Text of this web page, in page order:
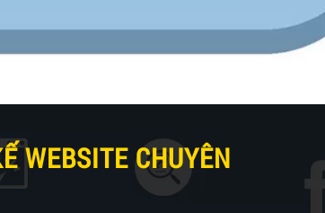
WEBSITE CHUYÊN